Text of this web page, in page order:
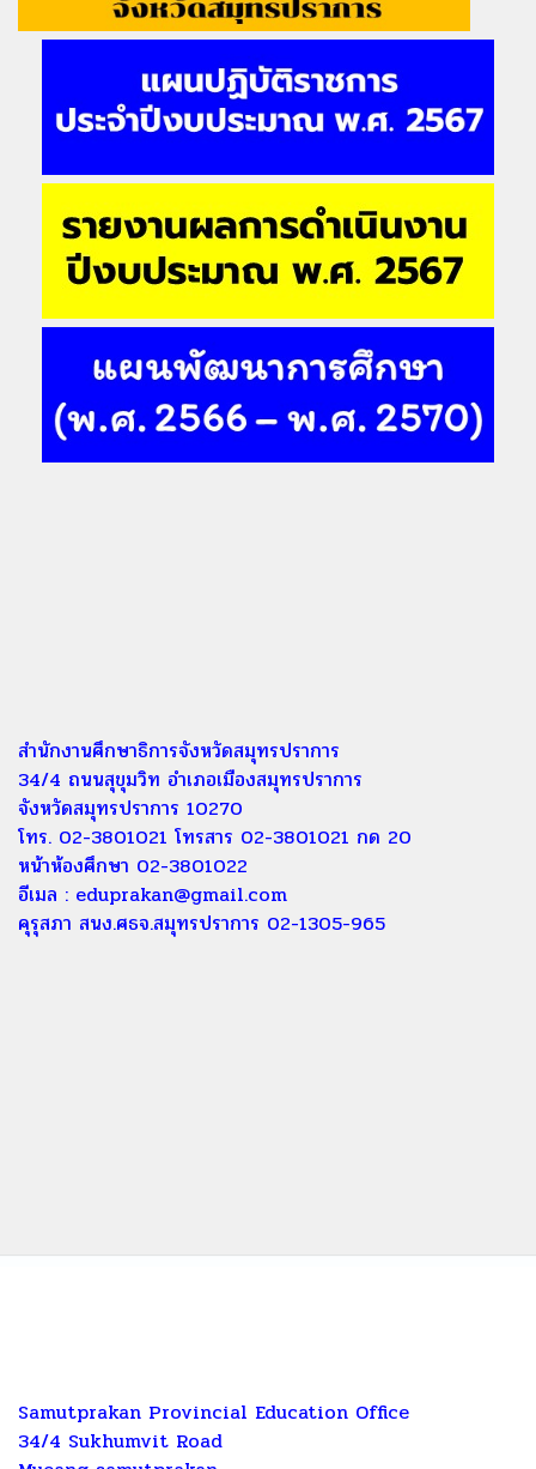
สำนักงานศึกษาธิการจังหวัดสมุทรปราการ
34/4 ถนนสุขุมวิท อำเภอเมืองสมุทรปราการ
จังหวัดสมุทรปราการ 10270
โทร. 02-3801021 โทรสาร 02-3801021 กด 20
หน้าห้องศึกษา 02-3801022
อีเมล : eduprakan@gmail.com
คุรุสภา สนง.ศธจ.สมุทรปราการ 02-1305-965
Samutprakan Provincial Education Office
34/4 Sukhumvit Road